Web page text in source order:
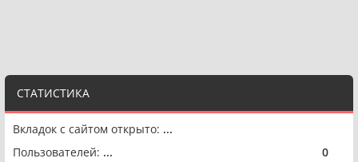
СТАТИСТИКА
Вкладок с сайтом открыто: ...
Пользователей: ... 0